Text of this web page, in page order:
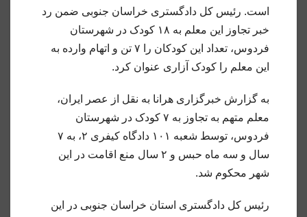
است. رئیس کل دادگستری خراسان جنوبی ضمن رد
خبر تجاوز این معلم به
۱۸ کودک در شهرستان
فردوس، تعداد این کودکان را ۷ تن و اتهام وارده به
این معلم را کودک آزاری عنوان کرد.
به گزارش خبرگزاری هرانا به نقل از عصر ایران،
معلم متهم به تجاوز به ۷ کودک در شهرستان
فردوس، توسط شعبه ۱۰۱ دادگاه کیفری ۲، به ۷
سال و سه ماه حبس و ۲ سال منع اقامت در این
شهر محکوم شد.
رئیس کل دادگستری استان خراسان جنوبی در این